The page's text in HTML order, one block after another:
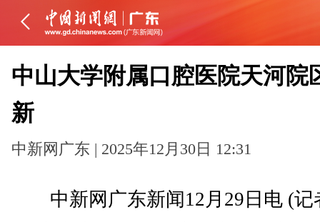
中山大学附属口腔医院天河院
新
中新网广东 | 2025年12月30日 12:31
中新网广东新闻12月29日电 (记